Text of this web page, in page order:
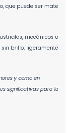
que puede ser mate
mecánicos o
sin brillo, ligeramente
y como en
significativas para la